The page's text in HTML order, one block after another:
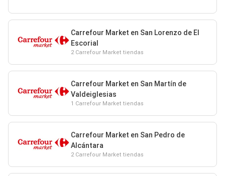
Carrefour Market en San Lorenzo de El
Escorial
2 Carrefour Market tiendas
Carrefour Market en San Martín de
Valdeiglesias
1 Carrefour Market tiendas
Carrefour Market en San Pedro de
Alcántara
2 Carrefour Market tiendas